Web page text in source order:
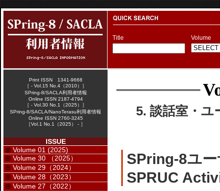
Title Volume
5. 談話室・ユ
SPring-8ユ
SPRUC
Print ISSN 1341-9668
［ - Vol.15 No.4（2010）］
SPring-8/SACLA利用者情報
Online ISSN 2187-4794
［ - Vol.30 No.1（2025）］
SPring-8/SACLA/NanoTerasu利用者情報
Online ISSN 2760-3245
［Vol.1 No.1（2025） - ］
ISSUE
Volume 01 (2025)
Volume 30 （2025）
Volume 29（2024）
Volume 28（2023）
Volume 27（2022）